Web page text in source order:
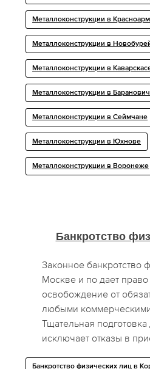
Металлоконструкции в
Металлоконструкции в
Металлоконструкции в
Металлоконструкции в
Металлоконструкции в Сеймчане
Металлоконструкции в Юхнове
Металлоконструкции в Воронеже
Банкротство
Законное банкротство
Москве и по дает
освобождение от
любыми коммерческими
Тщательная
исключает отказы в
Банкротство физических лиц в